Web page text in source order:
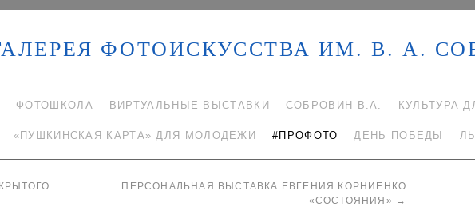
ФОТОИСКУССТВА ИМ. В. А.
ФОТОШКОЛА ВИРТУАЛЬНЫЕ ВЫСТАВКИ СОБРОВИН В.А. КУЛЬТУРА
«ПУШКИНСКАЯ КАРТА» ДЛЯ МОЛОДЕЖИ #ПРОФОТО ДЕНЬ ПОБЕДЫ
ПЕРСОНАЛЬНАЯ ВЫСТАВКА ЕВГЕНИЯ КОРНИЕНКО
«СОСТОЯНИЯ» →